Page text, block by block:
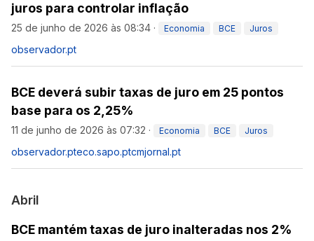
juros para controlar inflação
25 de junho de 2026 às 08:34 · Economia BCE Juros
observador.pt
BCE deverá subir taxas de juro em 25 pontos
base para os 2,25%
11 de junho de 2026 às 07:32 · Economia BCE Juros
observador.pteco.sapo.ptcmjornal.pt
Abril
BCE mantém taxas de juro inalteradas nos 2%